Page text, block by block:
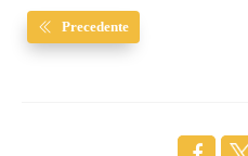
Precedente